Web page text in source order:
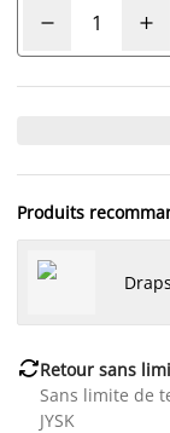
Produits
Draps
Retour sans
Sans limite de
JYSK